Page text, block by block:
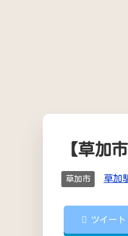
【草加
草加市 草加
ツイート